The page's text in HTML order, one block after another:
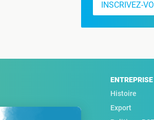
INSCRIVEZ-
ENTREPRISE
Histoire
Export